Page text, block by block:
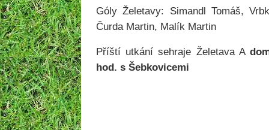
Góly Želetavy: Simandl Tomáš,
Čurda Martin, Malík Martin
Příští utkání sehraje Želetava A
hod. s Šebkovicemi